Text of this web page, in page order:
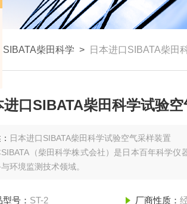
SIBATA柴田科学 > 日本进口SIBATA柴田
进口SIBATA柴田科学试验
日本进口SIBATA柴田科学试验空气采样装置
SIBATA（柴田科学株式会社）是日本百年科学仪
环境监测技术领域。
型号： ST-2 厂商性质：